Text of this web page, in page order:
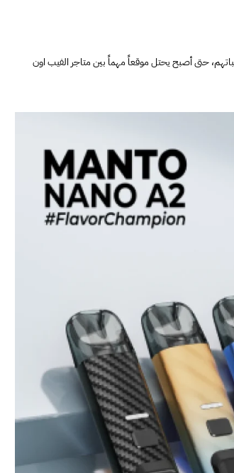
حتى أصبح يحتل موقعاً مهماً بين متاجر الفيب اون